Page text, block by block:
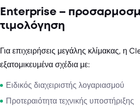
Enterprise –
τιμολόγηση
Για επιχειρήσεις μεγάλης κλίμακας, η
εξατομικευμένα σχέδια με:
Ειδικός διαχειριστής λογαριασμού
Προτεραιότητα τεχνικής υποστήριξης